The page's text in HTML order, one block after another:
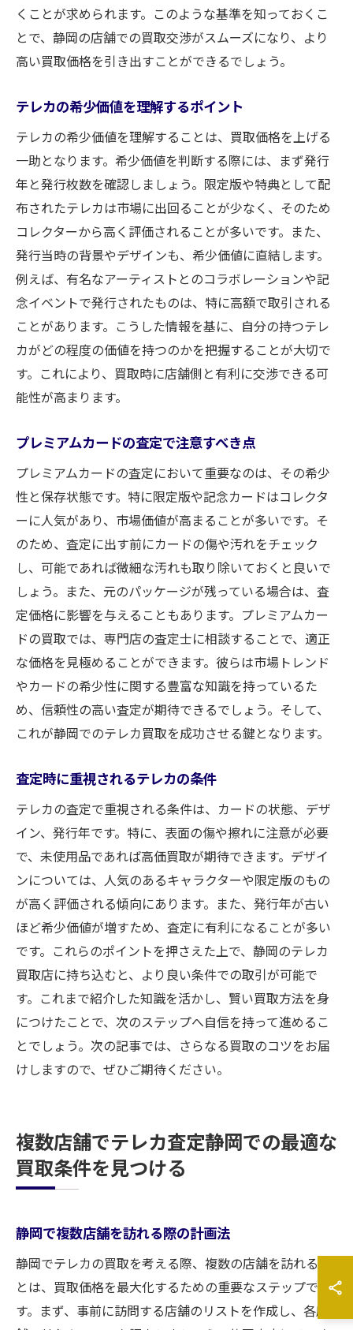
くことが求められます。このような基準を知っておくこ
とで、静岡の店舗での買取交渉がスムーズになり、より
高い買取価格を引き出すことができるでしょう。
テレカの希少価値を理解するポイント
テレカの希少価値を理解することは、買取価格を上げる
一助となります。希少価値を判断する際には、まず発行
年と発行枚数を確認しましょう。限定版や特典として配
布されたテレカは市場に出回ることが少なく、そのため
コレクターから高く評価されることが多いです。また、
発行当時の背景やデザインも、希少価値に直結します。
例えば、有名なアーティストとのコラボレーションや記
念イベントで発行されたものは、特に高額で取引される
ことがあります。こうした情報を基に、自分の持つテレ
カがどの程度の価値を持つのかを把握することが大切で
す。これにより、買取時に店舗側と有利に交渉できる可
能性が高まります。
プレミアムカードの査定で注意すべき点
プレミアムカードの査定において重要なのは、その希少
性と保存状態です。特に限定版や記念カードはコレクタ
ーに人気があり、市場価値が高まることが多いです。そ
のため、査定に出す前にカードの傷や汚れをチェック
し、可能であれば微細な汚れも取り除いておくと良いで
しょう。また、元のパッケージが残っている場合は、査
定価格に影響を与えることもあります。プレミアムカー
ドの買取では、専門店の査定士に相談することで、適正
な価格を見極めることができます。彼らは市場トレンド
やカードの希少性に関する豊富な知識を持っているた
め、信頼性の高い査定が期待できるでしょう。そして、
これが静岡でのテレカ買取を成功させる鍵となります。
査定時に重視されるテレカの条件
テレカの査定で重視される条件は、カードの状態、デザ
イン、発行年です。特に、表面の傷や擦れに注意が必要
で、未使用品であれば高価買取が期待できます。デザイ
ンについては、人気のあるキャラクターや限定版のもの
が高く評価される傾向にあります。また、発行年が古い
ほど希少価値が増すため、査定に有利になることが多い
です。これらのポイントを押さえた上で、静岡のテレカ
買取店に持ち込むと、より良い条件での取引が可能で
す。これまで紹介した知識を活かし、賢い買取方法を身
につけたことで、次のステップへ自信を持って進めるこ
とでしょう。次の記事では、さらなる買取のコツをお届
けしますので、ぜひご期待ください。
複数店舗でテレカ査定静岡での最適な
買取条件を見つける
静岡で複数店舗を訪れる際の計画法
静岡でテレカの買取を考える際、複数の店舗を訪れるこ
とは、買取価格を最大化するための重要なステップで
す。まず、事前に訪問する店舗のリストを作成し、各店